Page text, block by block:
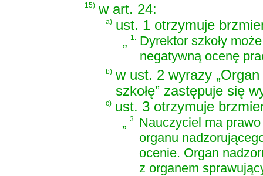
15) w art. 24:
a) ust. 1 otrzymuje
„ 1.
Dyrektor szkoły
negatywną ocenę
b) w ust. 2 wyrazy
szkołę” zastępuje się
c) ust. 3 otrzymuje
„3.
Nauczyciel ma
organu
ocenie. Organ
z organem